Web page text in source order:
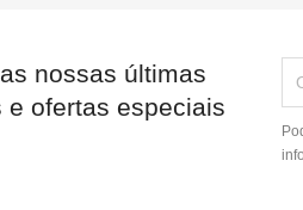
nossas últimas
e ofertas especiais